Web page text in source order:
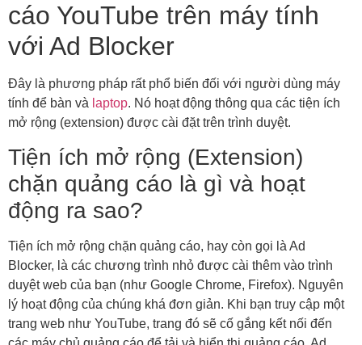
cáo YouTube trên máy tính
với Ad Blocker
Đây là phương pháp rất phổ biến đối với người dùng máy
tính để bàn và laptop. Nó hoạt động thông qua các tiện ích
mở rộng (extension) được cài đặt trên trình duyệt.
Tiện ích mở rộng (Extension)
chặn quảng cáo là gì và hoạt
động ra sao?
Tiện ích mở rộng chặn quảng cáo, hay còn gọi là Ad
Blocker, là các chương trình nhỏ được cài thêm vào trình
duyệt web của bạn (như Google Chrome, Firefox). Nguyên
lý hoạt động của chúng khá đơn giản. Khi bạn truy cập một
trang web như YouTube, trang đó sẽ cố gắng kết nối đến